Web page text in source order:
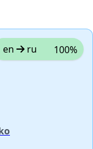
en ru 100%